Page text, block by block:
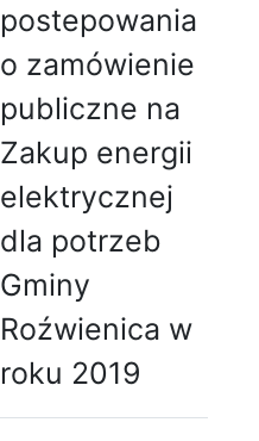
postepowania
o zamówienie
publiczne na
Zakup energii
elektrycznej
dla potrzeb
Gminy
Roźwienica w
roku 2019